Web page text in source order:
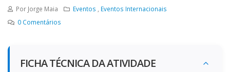
Por Jorge Maia Eventos
Eventos Internacionais
0 Comentários
FICHA TÉCNICA DA ATIVIDADE